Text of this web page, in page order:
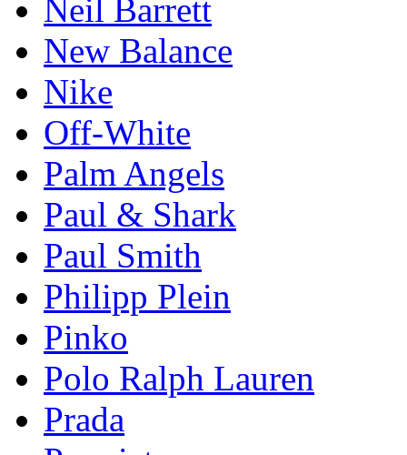
Neil Barrett
New Balance
Nike
Off-White
Palm Angels
Paul & Shark
Paul Smith
Philipp Plein
Pinkо
Polo Ralph Lauren
Prada